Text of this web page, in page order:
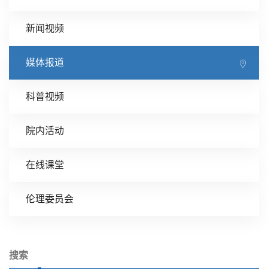
新闻视频
媒体报道
科普视频
院内活动
在线课堂
伦理委员会
搜索